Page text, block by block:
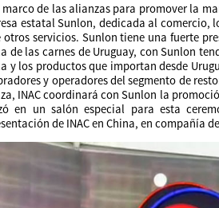
marco de las alianzas para promover la
estatal Sunlon, dedicada al
otros servicios. Sunlon tiene una fuerte
de las carnes de Uruguay, con Sunlon
y los productos que importan desde
y operadores del segmento de
INAC coordinará con Sunlon la
en un salón especial para esta
de INAC en China, en compañía